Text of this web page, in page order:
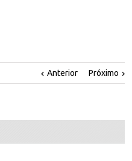
Anterior Próximo